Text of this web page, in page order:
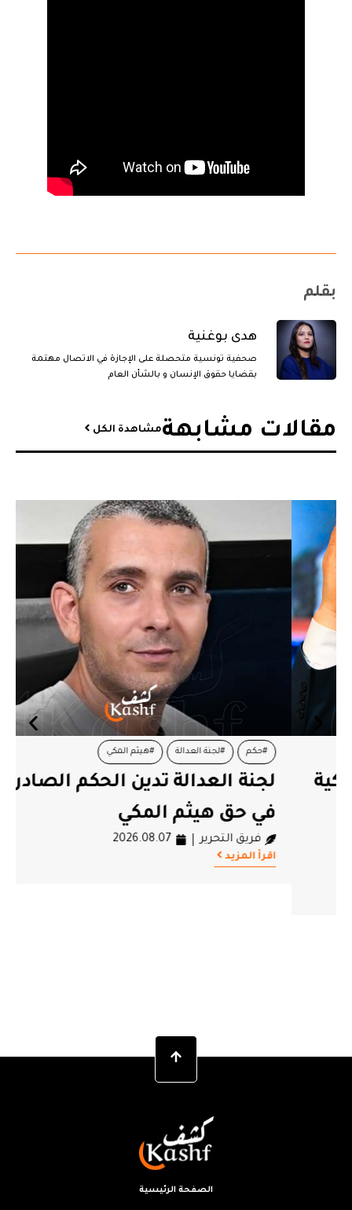
بقلم
هدى بوغنية
صحفية تونسية متحصلة على الإجازة في الاتصال مهتمة
بقضايا حقوق الإنسان و بالشأن العام
مقالات مشابهة​مشاهدة الكل
#لجنة العدالة #هيثم المكي
لجنة العدالة تدين الحكم الصادر
في حق هيثم المكي
فريق التحرير 2026.08.07
اقرأ المزيد
الصفحة الرئيسية